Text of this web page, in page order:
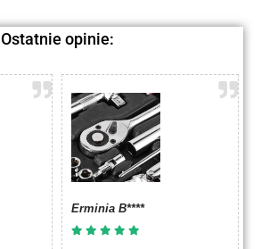
Ostatnie opinie:
Erminia B****